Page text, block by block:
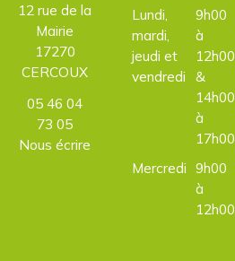
12 rue de la
Mairie
17270
CERCOUX
05 46 04
73 05
Nous écrire
Lundi,
mardi,
jeudi et
vendredi
9h00
à
12h00
&
14h00
à
17h00
Mercredi 9h00
à
12h00